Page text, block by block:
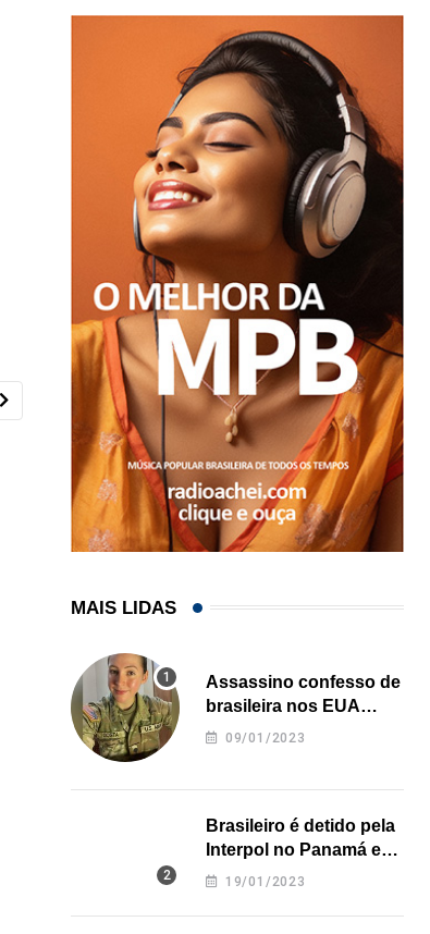
MAIS LIDAS
Assassino confesso de
brasileira nos EUA
revela onde deixou o
09/01/2023
Brasileiro é detido pela
Interpol no Panamá e
pode pegar prisão
19/01/2023